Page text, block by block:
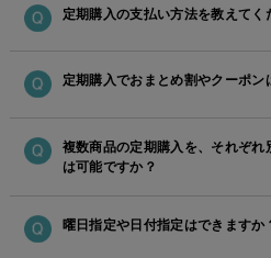
定期購入の支払い方法を教えてく
定期購入でおまとめ割やクーポン
複数商品の定期購入を、それぞれ
は可能ですか？
曜日指定や日付指定はできますか